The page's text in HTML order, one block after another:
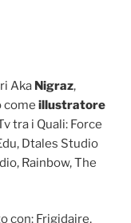
Aka Nigraz,
come illustratore
tra i Quali: Force
Dtales Studio
Rainbow, The
con: Frigidaire,